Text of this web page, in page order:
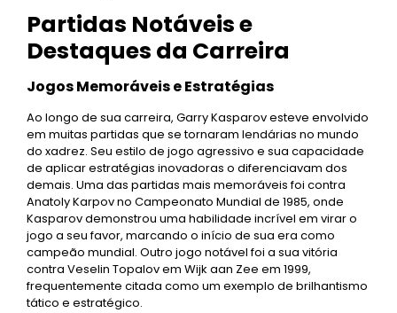
Partidas Notáveis e
Destaques da Carreira
Jogos Memoráveis e Estratégias
Ao longo de sua carreira, Garry Kasparov esteve envolvido
em muitas partidas que se tornaram lendárias no mundo
do xadrez. Seu estilo de jogo agressivo e sua capacidade
de aplicar estratégias inovadoras o diferenciavam dos
demais. Uma das partidas mais memoráveis foi contra
Anatoly Karpov no Campeonato Mundial de 1985, onde
Kasparov demonstrou uma habilidade incrível em virar o
jogo a seu favor, marcando o início de sua era como
campeão mundial. Outro jogo notável foi a sua vitória
contra Veselin Topalov em Wijk aan Zee em 1999,
frequentemente citada como um exemplo de brilhantismo
tático e estratégico.